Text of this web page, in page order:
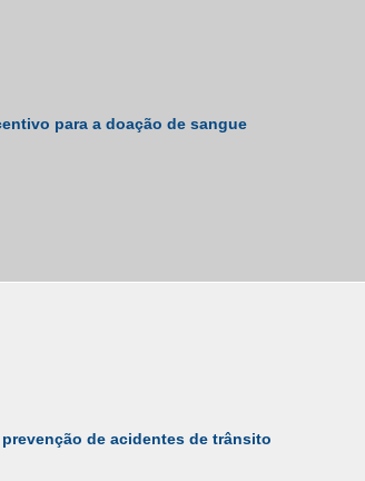
para a doação de sangue
de acidentes de trânsito